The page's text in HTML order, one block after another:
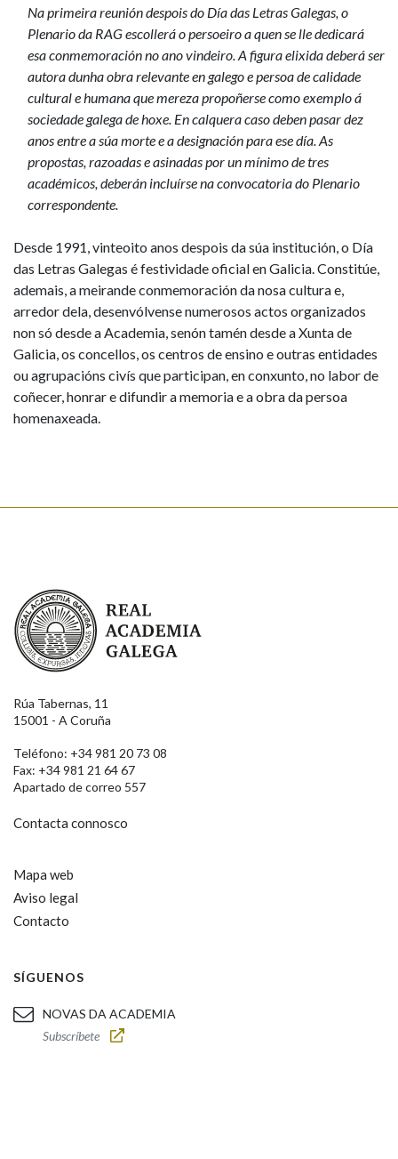
Na primeira reunión despois do Día das Letras Galegas, o
Plenario da RAG escollerá o persoeiro a quen se lle dedicará
esa conmemoración no ano vindeiro. A figura elixida deberá ser
autora dunha obra relevante en galego e persoa de calidade
cultural e humana que mereza propoñerse como exemplo á
sociedade galega de hoxe. En calquera caso deben pasar dez
anos entre a súa morte e a designación para ese día. As
propostas, razoadas e asinadas por un mínimo de tres
académicos, deberán incluírse na convocatoria do Plenario
correspondente.
Desde 1991, vinteoito anos despois da súa institución, o Día
das Letras Galegas é festividade oficial en Galicia. Constitúe,
ademais, a meirande conmemoración da nosa cultura e,
arredor dela, desenvólvense numerosos actos organizados
non só desde a Academia, senón tamén desde a Xunta de
Galicia, os concellos, os centros de ensino e outras entidades
ou agrupacións civís que participan, en conxunto, no labor de
coñecer, honrar e difundir a memoria e a obra da persoa
homenaxeada.
Real Academia Galega
Rúa Tabernas, 11
15001 - A Coruña
Teléfono: +34 981 20 73 08
Fax: +34 981 21 64 67
Apartado de correo 557
Contacta connosco
Mapa web
Aviso legal
Contacto
SÍGUENOS
NOVAS DA ACADEMIA
Subscríbete